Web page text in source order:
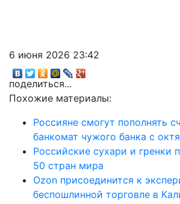
6 июня 2026 23:42
поделиться...
Похожие материалы:
Россияне смогут пополнять
банкомат чужого банка с
Российские сухари и гренки
50 стран мира
Ozon присоединится к
беспошлинной торговле в